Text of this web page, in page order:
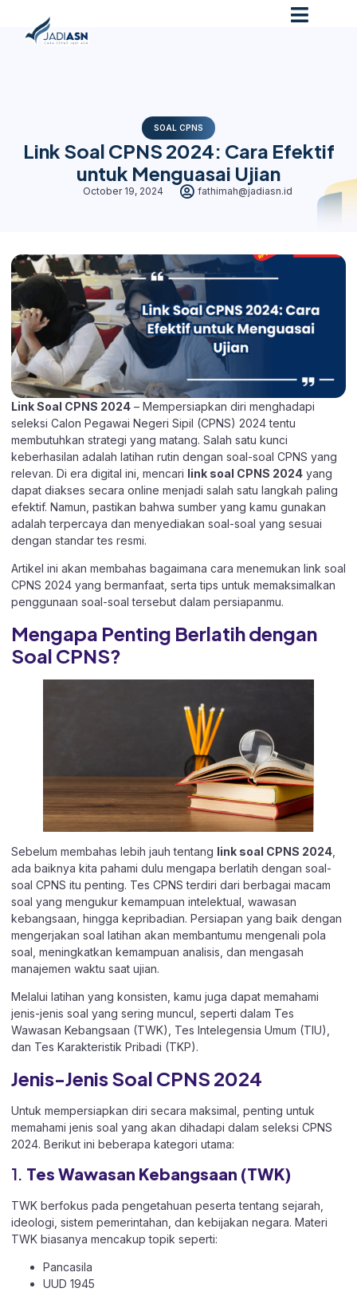
SOAL CPNS
Link Soal CPNS 2024: Cara Efektif
untuk Menguasai Ujian
October 19, 2024 fathimah@jadiasn.id
Link Soal CPNS 2024 – Mempersiapkan diri menghadapi
seleksi Calon Pegawai Negeri Sipil (CPNS) 2024 tentu
membutuhkan strategi yang matang. Salah satu kunci
keberhasilan adalah latihan rutin dengan soal-soal CPNS yang
relevan. Di era digital ini, mencari link soal CPNS 2024 yang
dapat diakses secara online menjadi salah satu langkah paling
efektif. Namun, pastikan bahwa sumber yang kamu gunakan
adalah terpercaya dan menyediakan soal-soal yang sesuai
dengan standar tes resmi.
Artikel ini akan membahas bagaimana cara menemukan link soal
CPNS 2024 yang bermanfaat, serta tips untuk memaksimalkan
penggunaan soal-soal tersebut dalam persiapanmu.
Mengapa Penting Berlatih dengan
Soal CPNS?
Sebelum membahas lebih jauh tentang link soal CPNS 2024
ada baiknya kita pahami dulu mengapa berlatih dengan soal-
soal CPNS itu penting. Tes CPNS terdiri dari berbagai macam
soal yang mengukur kemampuan intelektual, wawasan
kebangsaan, hingga kepribadian. Persiapan yang baik dengan
mengerjakan soal latihan akan membantumu mengenali pola
soal, meningkatkan kemampuan analisis, dan mengasah
manajemen waktu saat ujian.
Melalui latihan yang konsisten, kamu juga dapat memahami
jenis-jenis soal yang sering muncul, seperti dalam Tes
Wawasan Kebangsaan (TWK), Tes Intelegensia Umum (TIU),
dan Tes Karakteristik Pribadi (TKP).
Jenis-Jenis Soal CPNS 2024
Untuk mempersiapkan diri secara maksimal, penting untuk
memahami jenis soal yang akan dihadapi dalam seleksi CPNS
2024. Berikut ini beberapa kategori utama:
1. Tes Wawasan Kebangsaan (TWK)
TWK berfokus pada pengetahuan peserta tentang sejarah,
ideologi, sistem pemerintahan, dan kebijakan negara. Materi
TWK biasanya mencakup topik seperti:
Pancasila
UUD 1945